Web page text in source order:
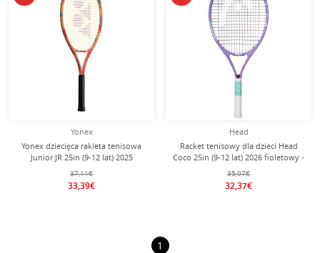
Yonex
Yonex dziecięca rakieta tenisowa
Junior JR 25in (9-12 lat) 2025
koralowo-czerwona/pomarańczowa
- naciągnięta -
37,11€
33,39€
Head
Racket tenisowy dla dzieci Head
Coco 25in (9-12 lat) 2026 fioletowy -
naciągnięty -
35,97€
32,37€
1